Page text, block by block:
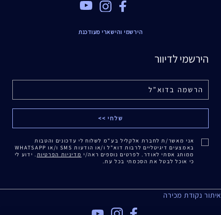
Facebook
הירשמי והישארי מעודכנת
הירשמי לדיוור
אני מאשר/ת לחברת אלקליל בע"מ לשלוח לי עדכונים והטבות
באמצעים דיגיטליים לרבות דוא"ל ו/או הודעות SMS ו/או WHATSAPP
ממותג אסתי לאודר. לפרטים נוספים ראה/י מדיניות הפרטיות . ידוע לי
כי אוכל לבטל את הסכמתי בכל עת.
איתור נקודת מכירה